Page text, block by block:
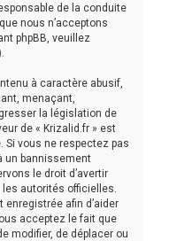
de la conduite
nous n’acceptons
phpBB, veuillez
à caractère abusif,
menaçant,
la législation de
de « Krizalid.fr » est
Si vous ne respectez pas
un bannissement
le droit d’avertir
autorités officielles.
enregistrée afin d’aider
acceptez le fait que
modifier, de déplacer ou